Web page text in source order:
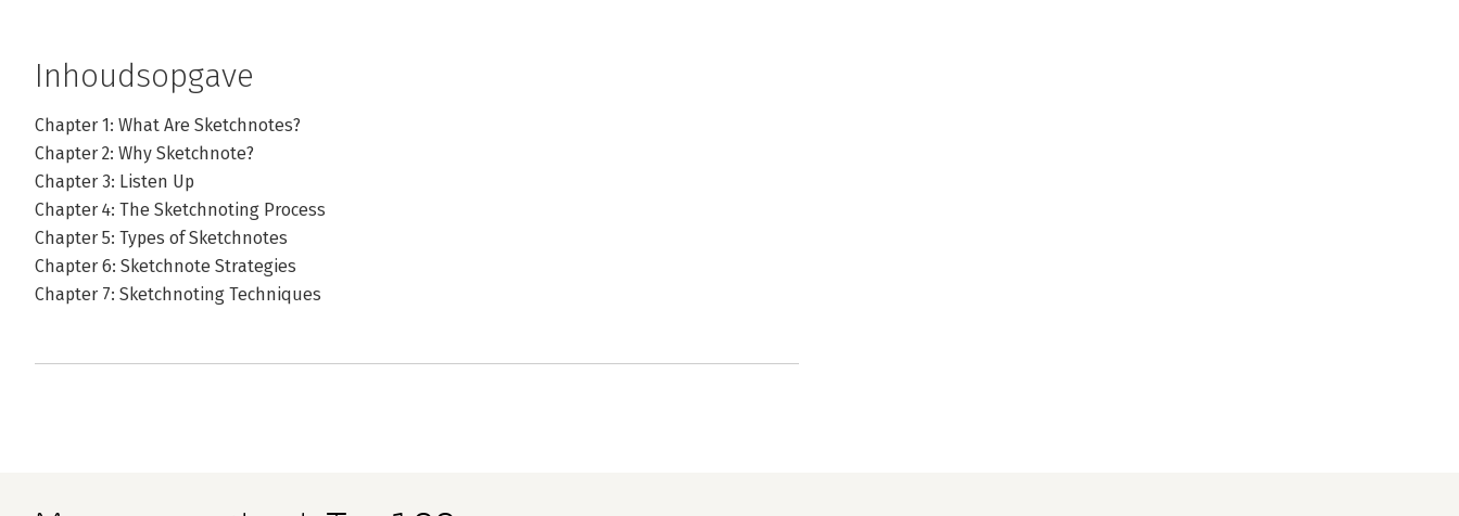
Inhoudsopgave
Chapter 1: What Are Sketchnotes?
Chapter 2: Why Sketchnote?
Chapter 3: Listen Up
Chapter 4: The Sketchnoting Process
Chapter 5: Types of Sketchnotes
Chapter 6: Sketchnote Strategies
Chapter 7: Sketchnoting Techniques